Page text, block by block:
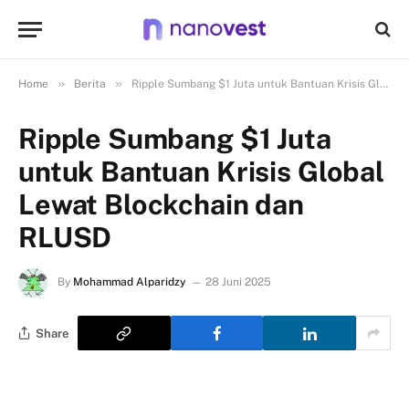
Home » Berita » Ripple Sumbang $1 Juta untuk Bantuan Krisis Global Lewat Blockchain dan RLUSD
Ripple Sumbang $1 Juta
untuk Bantuan Krisis Global
Lewat Blockchain dan
RLUSD
By Mohammad Alparidzy 28 Juni 2025
Share